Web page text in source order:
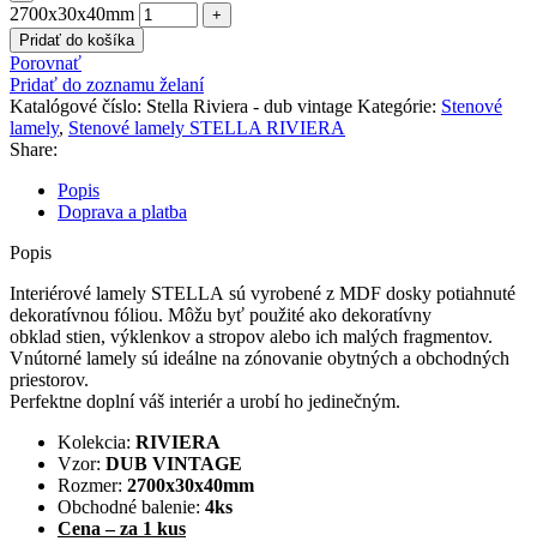
2700x30x40mm
Pridať do košíka
Porovnať
Pridať do zoznamu želaní
Katalógové číslo: Stella Riviera - dub vintage Kategórie: Stenové
lamely, Stenové lamely STELLA RIVIERA
Share:
Popis
Doprava a platba
Popis
Interiérové ​​lamely STELLA sú vyrobené z MDF dosky potiahnuté
dekoratívnou fóliou. Môžu byť použité ako dekoratívny
obklad stien, výklenkov a stropov alebo ich malých fragmentov.
Vnútorné lamely sú ideálne na zónovanie obytných a obchodných
priestorov.
Perfektne doplní váš interiér a urobí ho jedinečným.
Kolekcia: RIVIERA
Vzor: DUB VINTAGE
Rozmer: 2700x30x40mm
Obchodné balenie: 4ks
Cena – za 1 kus